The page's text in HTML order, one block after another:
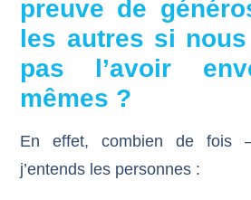
preuve de
les autres si
pas l’avoir
mêmes ?
En effet, combien de fois
j’entends les personnes :